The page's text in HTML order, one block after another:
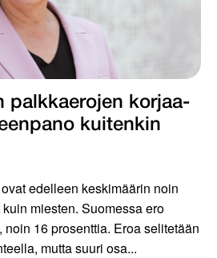
palkkaerojen korjaa­
kuiten­kin
edelleen keskimäärin noin
miesten. Suomessa ero
16 prosenttia. Eroa selitetään
mutta suuri osa...